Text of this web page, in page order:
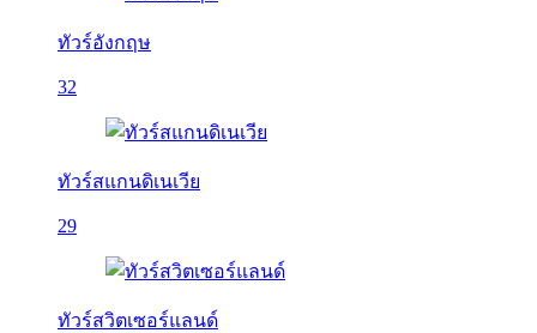
ทัวร์อังกฤษ
32
ทัวร์สแกนดิเนเวีย
29
ทัวร์สวิตเซอร์แลนด์